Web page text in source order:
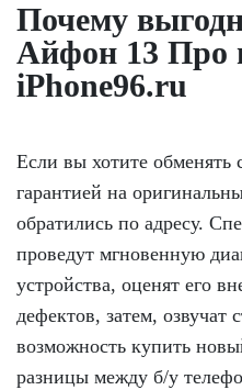
Почему
Айфон 13 Про
iPhone96.ru
Если вы хотите обменять
гарантией на
обратились по адресу.
проведут мгновенную
устройства, оценят его
дефектов, затем, озвучат
возможность купить
разницы между б/у